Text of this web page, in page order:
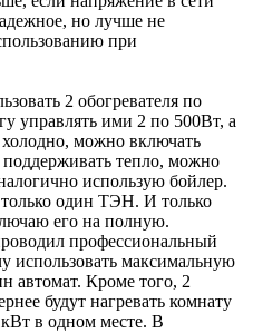
но лучше не
при
2 обогревателя по
управлять ими 2 по 500Вт, а
холодно, можно включать
тепло, можно
использую бойлер.
один ТЭН. И только
его на полную.
профессиональный
использовать максимальную
автомат. Кроме того, 2
будут нагревать комнату
в одном месте. В